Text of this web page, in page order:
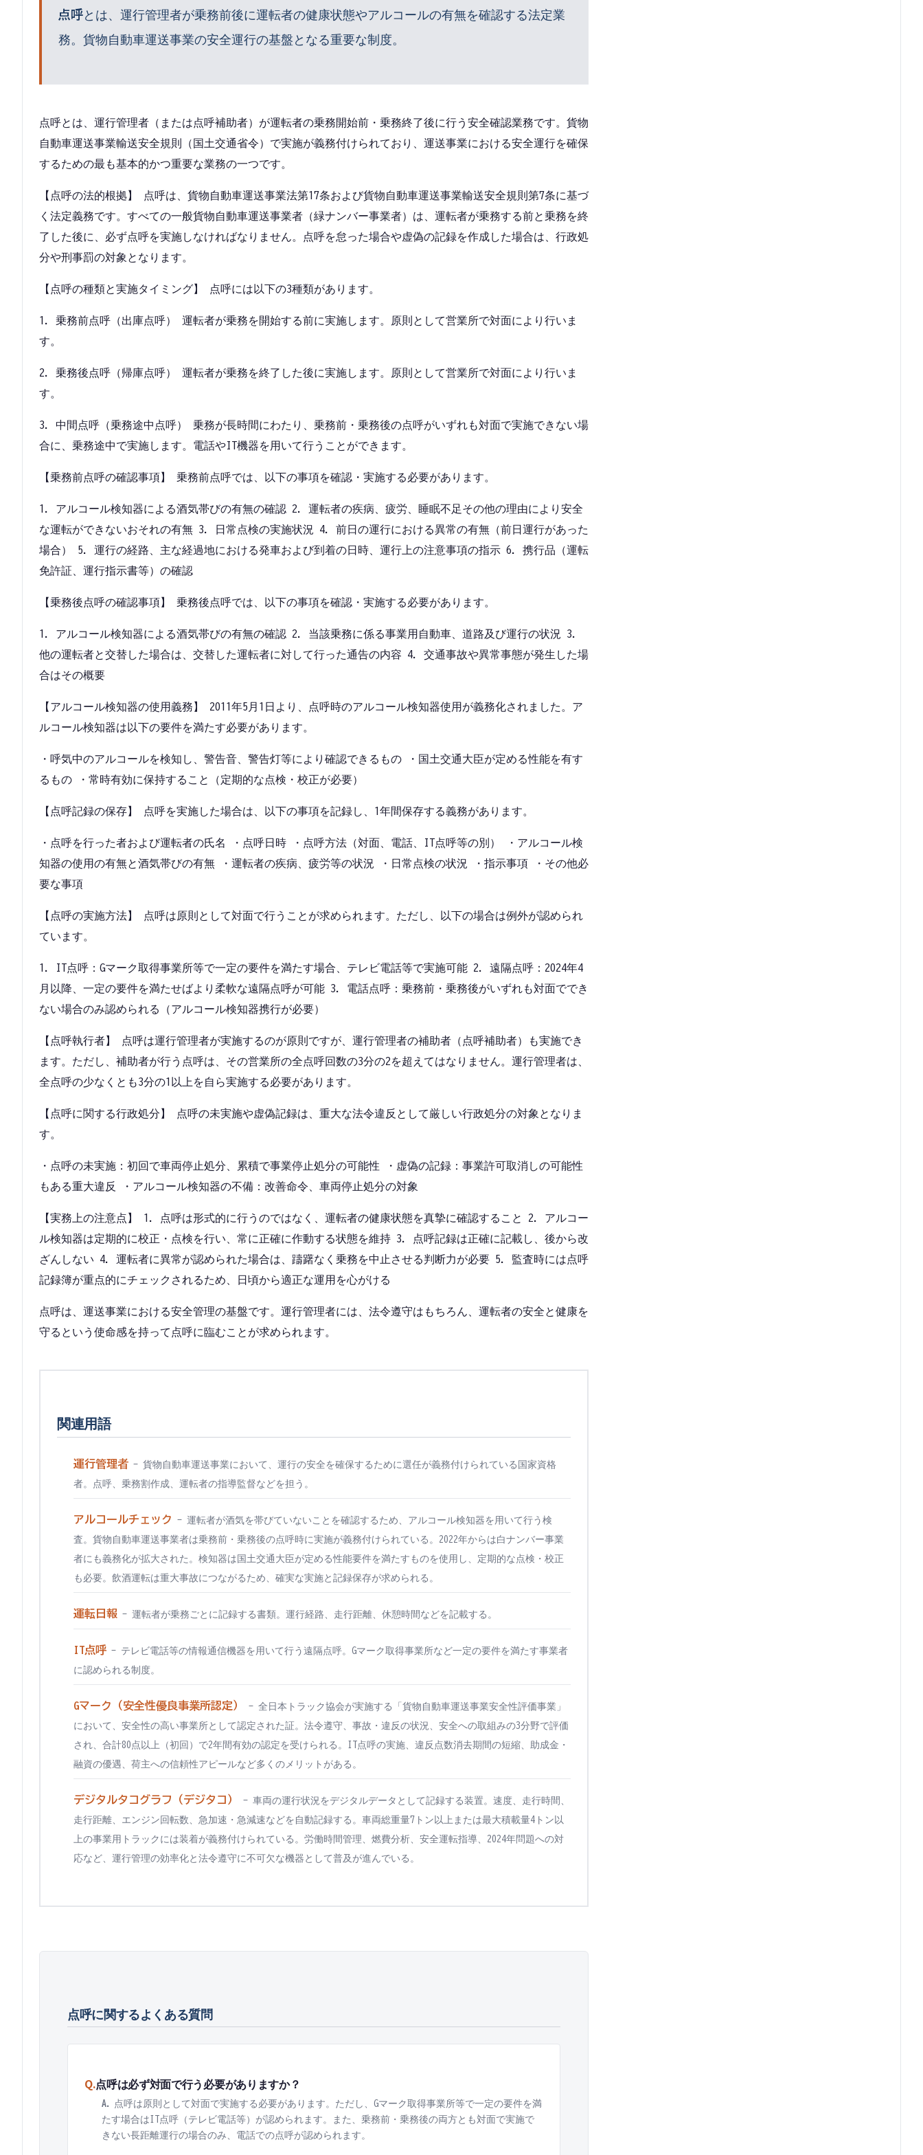
点呼とは、 運行管理者が乗務前後に運転者の健康状態やアルコールの有無を確認する法定業
務。貨物自動車運送事業の安全運行の基盤となる重要な制度。
点呼とは、運行管理者（または点呼補助者）が運転者の乗務開始前・乗務終了後に行う安全確認業務です。貨物
自動車運送事業輸送安全規則（国土交通省令）で実施が義務付けられており、運送事業における安全運行を確保
するための最も基本的かつ重要な業務の一つです。
【点呼の法的根拠】 点呼は、貨物自動車運送事業法第17条および貨物自動車運送事業輸送安全規則第7条に基づ
く法定義務です。すべての一般貨物自動車運送事業者（緑ナンバー事業者）は、運転者が乗務する前と乗務を終
了した後に、必ず点呼を実施しなければなりません。点呼を怠った場合や虚偽の記録を作成した場合は、行政処
分や刑事罰の対象となります。
【点呼の種類と実施タイミング】 点呼には以下の3種類があります。
1. 乗務前点呼（出庫点呼） 運転者が乗務を開始する前に実施します。原則として営業所で対面により行いま
す。
2. 乗務後点呼（帰庫点呼） 運転者が乗務を終了した後に実施します。原則として営業所で対面により行いま
す。
3. 中間点呼（乗務途中点呼） 乗務が長時間にわたり、乗務前・乗務後の点呼がいずれも対面で実施できない場
合に、乗務途中で実施します。電話やIT機器を用いて行うことができます。
【乗務前点呼の確認事項】 乗務前点呼では、以下の事項を確認・実施する必要があります。
1. アルコール検知器による酒気帯びの有無の確認 2. 運転者の疾病、疲労、睡眠不足その他の理由により安全
な運転ができないおそれの有無 3. 日常点検の実施状況 4. 前日の運行における異常の有無（前日運行があった
場合） 5. 運行の経路、主な経過地における発車および到着の日時、運行上の注意事項の指示 6. 携行品（運転
免許証、運行指示書等）の確認
【乗務後点呼の確認事項】 乗務後点呼では、以下の事項を確認・実施する必要があります。
1. アルコール検知器による酒気帯びの有無の確認 2. 当該乗務に係る事業用自動車、道路及び運行の状況 3.
他の運転者と交替した場合は、交替した運転者に対して行った通告の内容 4. 交通事故や異常事態が発生した場
合はその概要
【アルコール検知器の使用義務】 2011年5月1日より、点呼時のアルコール検知器使用が義務化されました。ア
ルコール検知器は以下の要件を満たす必要があります。
・呼気中のアルコールを検知し、警告音、警告灯等により確認できるもの ・国土交通大臣が定める性能を有す
るもの ・常時有効に保持すること（定期的な点検・校正が必要）
【点呼記録の保存】 点呼を実施した場合は、以下の事項を記録し、1年間保存する義務があります。
・点呼を行った者および運転者の氏名 ・点呼日時 ・点呼方法（対面、電話、IT点呼等の別） ・アルコール検
知器の使用の有無と酒気帯びの有無 ・運転者の疾病、疲労等の状況 ・日常点検の状況 ・指示事項 ・その他必
要な事項
【点呼の実施方法】 点呼は原則として対面で行うことが求められます。ただし、以下の場合は例外が認められ
ています。
1. IT点呼：Gマーク取得事業所等で一定の要件を満たす場合、テレビ電話等で実施可能 2. 遠隔点呼：2024年4
月以降、一定の要件を満たせばより柔軟な遠隔点呼が可能 3. 電話点呼：乗務前・乗務後がいずれも対面ででき
ない場合のみ認められる（アルコール検知器携行が必要）
【点呼執行者】 点呼は運行管理者が実施するのが原則ですが、運行管理者の補助者（点呼補助者）も実施でき
ます。ただし、補助者が行う点呼は、その営業所の全点呼回数の3分の2を超えてはなりません。運行管理者は、
全点呼の少なくとも3分の1以上を自ら実施する必要があります。
【点呼に関する行政処分】 点呼の未実施や虚偽記録は、重大な法令違反として厳しい行政処分の対象となりま
す。
・点呼の未実施：初回で車両停止処分、累積で事業停止処分の可能性 ・虚偽の記録：事業許可取消しの可能性
もある重大違反 ・アルコール検知器の不備：改善命令、車両停止処分の対象
【実務上の注意点】 1. 点呼は形式的に行うのではなく、運転者の健康状態を真摯に確認すること 2. アルコー
ル検知器は定期的に校正・点検を行い、常に正確に作動する状態を維持 3. 点呼記録は正確に記載し、後から改
ざんしない 4. 運転者に異常が認められた場合は、躊躇なく乗務を中止させる判断力が必要 5. 監査時には点呼
記録簿が重点的にチェックされるため、日頃から適正な運用を心がける
点呼は、運送事業における安全管理の基盤です。運行管理者には、法令遵守はもちろん、運転者の安全と健康を
守るという使命感を持って点呼に臨むことが求められます。
関連用語
運行管理者 - 貨物自動車運送事業において、運行の安全を確保するために選任が義務付けられている国家資格
者。点呼、乗務割作成、運転者の指導監督などを担う。
アルコールチェック - 運転者が酒気を帯びていないことを確認するため、アルコール検知器を用いて行う検
査。貨物自動車運送事業者は乗務前・乗務後の点呼時に実施が義務付けられている。2022年からは白ナンバー事業
者にも義務化が拡大された。検知器は国土交通大臣が定める性能要件を満たすものを使用し、定期的な点検・校正
も必要。飲酒運転は重大事故につながるため、確実な実施と記録保存が求められる。
運転日報 - 運転者が乗務ごとに記録する書類。運行経路、走行距離、休憩時間などを記載する。
IT点呼 - テレビ電話等の情報通信機器を用いて行う遠隔点呼。Gマーク取得事業所など一定の要件を満たす事業者
に認められる制度。
Gマーク（安全性優良事業所認定） - 全日本トラック協会が実施する「貨物自動車運送事業安全性評価事業」
において、安全性の高い事業所として認定された証。法令遵守、事故・違反の状況、安全への取組みの3分野で評価
され、合計80点以上（初回）で2年間有効の認定を受けられる。IT点呼の実施、違反点数消去期間の短縮、助成金・
融資の優遇、荷主への信頼性アピールなど多くのメリットがある。
デジタルタコグラフ（デジタコ） - 車両の運行状況をデジタルデータとして記録する装置。速度、走行時間、
走行距離、エンジン回転数、急加速・急減速などを自動記録する。車両総重量7トン以上または最大積載量4トン以
上の事業用トラックには装着が義務付けられている。労働時間管理、燃費分析、安全運転指導、2024年問題への対
応など、運行管理の効率化と法令遵守に不可欠な機器として普及が進んでいる。
点呼に関するよくある質問
Q.点呼は必ず対面で行う必要がありますか？
A.
点呼は原則として対面で実施する必要があります。ただし、Gマーク取得事業所等で一定の要件を満
たす場合はIT点呼（テレビ電話等）が認められます。また、乗務前・乗務後の両方とも対面で実施で
きない長距離運行の場合のみ、電話での点呼が認められます。